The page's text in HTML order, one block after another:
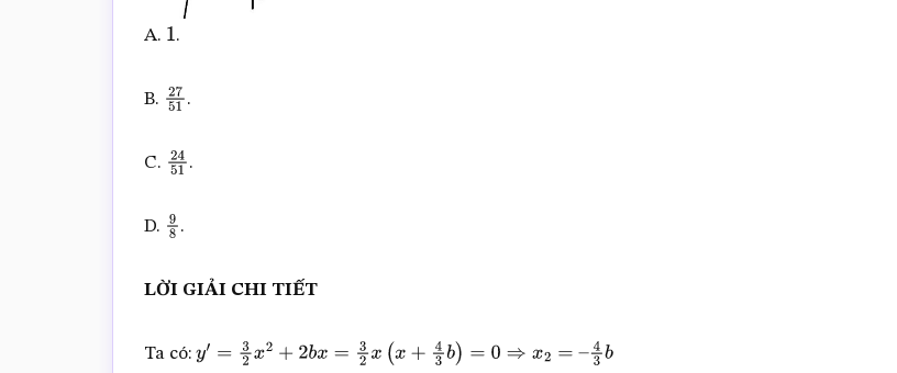
A. 1.
B. 27 51.
C. 24 51.
D. 98.
LỜI GIẢI CHI TIẾT
Ta có: y =3 x 2+ b x=32 x(x + 43 b)= 0 ⇒x2= –4 3b